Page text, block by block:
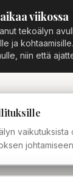
viikossa
tekoälyn
ja
niin että
vaikutuksista